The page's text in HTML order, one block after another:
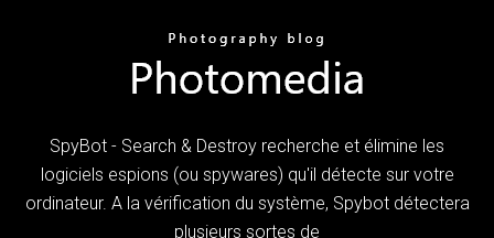
SpyBot - Search & Destroy recherche et élimine les
logiciels espions (ou spywares) qu'il détecte sur votre
ordinateur. A la vérification du système, Spybot détectera
plusieurs sortes de